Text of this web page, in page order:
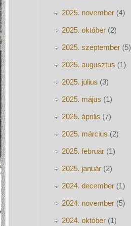
2025. november (4)
2025. október (2)
2025. szeptember (5)
2025. augusztus (1)
2025. július (3)
2025. május (1)
2025. április (7)
2025. március (2)
2025. február (1)
2025. január (2)
2024. december (1)
2024. november (5)
2024. október (1)